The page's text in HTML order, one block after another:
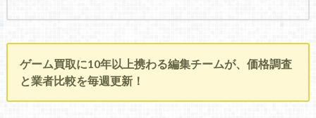
ゲーム買取に10年以上携わる編集チームが、価格調査
と業者比較を毎週更新！